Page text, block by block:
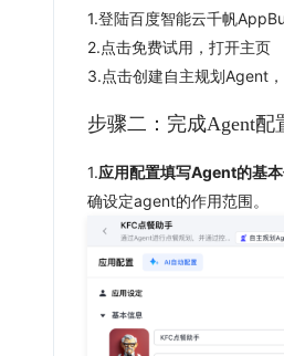
1.登陆百度智能云千帆
2.点击免费试用，打开主页
3.点击创建自主规划Agent
步骤二：完成Agent配
1.应用配置填写Agent的基
确设定agent的作用范围。